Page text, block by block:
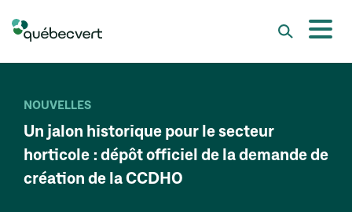
NOUVELLES
Un jalon historique pour le secteur
horticole : dépôt officiel de la demande de
création de la CCDHO